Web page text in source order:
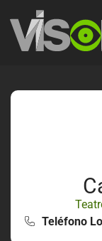
Teléfono